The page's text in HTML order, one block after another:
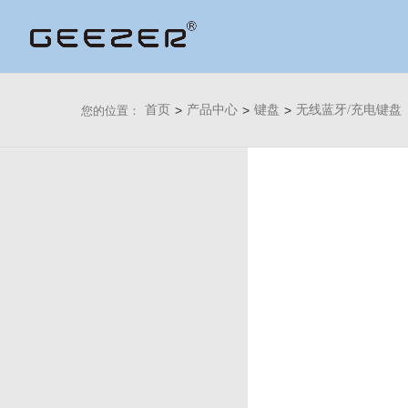
您的位置： 首页 > 产品中心 > 键盘 > 无线蓝牙/充电键盘